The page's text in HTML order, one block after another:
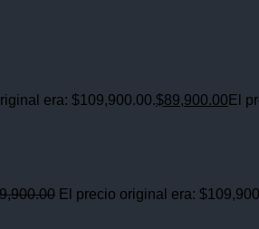
era: $109,900.00.$89,900.00 El
El precio original era: